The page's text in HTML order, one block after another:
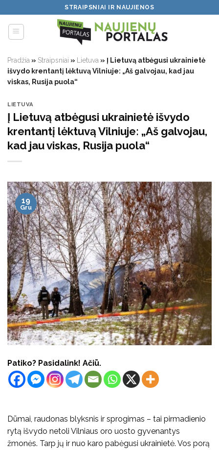
to
content
STRAIPSNIAI IR NAUJIENOS
Pradžia » Straipsniai » Lietuva » Į Lietuvą atbėgusi ukrainietė
išvydo krentantį lėktuvą Vilniuje: „Aš galvojau, kad jau
viskas, Rusija puola“
LIETUVA
Į Lietuvą atbėgusi ukrainietė išvydo
krentantį lėktuvą Vilniuje: „Aš galvojau,
kad jau viskas, Rusija puola“
19
Gru
Patiko? Pasidalink! Ačiū.
Dūmai, raudonas blyksnis ir sprogimas – tai pirmadienio
rytą išvydo netoli Vilniaus oro uosto gyvenantys
žmonės. Tarp jų ir nuo karo pabėgusi ukrainietė. Vos porą